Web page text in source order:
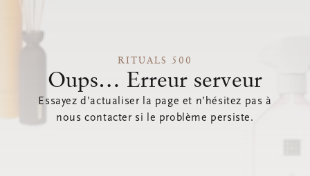
RITUALS 500
Oups… Erreur serveur
Essayez d’actualiser la page et n’hésitez pas à
nous contacter si le problème persiste.